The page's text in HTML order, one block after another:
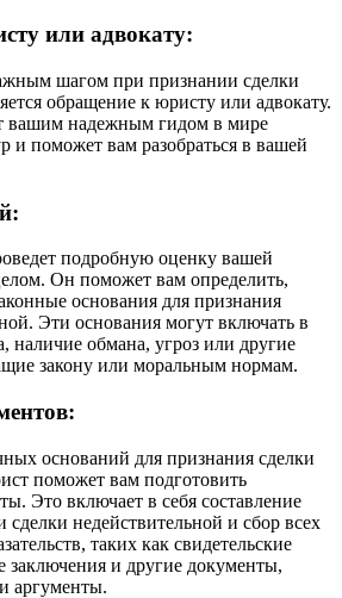
или адвокату:
шагом при признании сделки
обращение к юристу или адвокату.
вашим надежным гидом в мире
и поможет вам разобраться в вашей
подробную оценку вашей
Он поможет вам определить,
основания для признания
Эти основания могут включать в
наличие обмана, угроз или другие
закону или моральным нормам.
оснований для признания сделки
поможет вам подготовить
Это включает в себя составление
сделки недействительной и сбор всех
таких как свидетельские
заключения и другие документы,
аргументы.